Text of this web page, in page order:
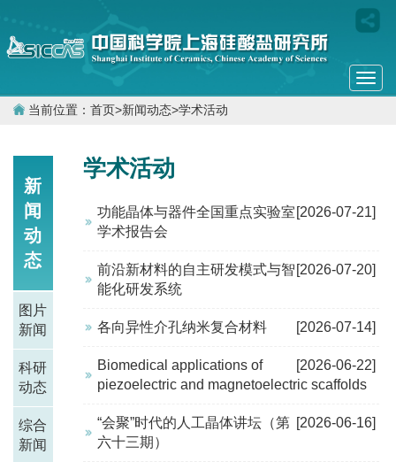
当前位置： 首页>新闻动态>学术活动
新
闻
动
态
图片
新闻
科研
动态
综合
新闻
学术活动
[2026-07-21]
功能晶体与器件全国重点实验室
学术报告会
[2026-07-20]
前沿新材料的自主研发模式与智
能化研发系统
[2026-07-14]
各向异性介孔纳米复合材料
[2026-06-22]
Biomedical applications of
piezoelectric and magnetoelectric scaffolds
[2026-06-16]
“会聚”时代的人工晶体讲坛（第
六十三期）